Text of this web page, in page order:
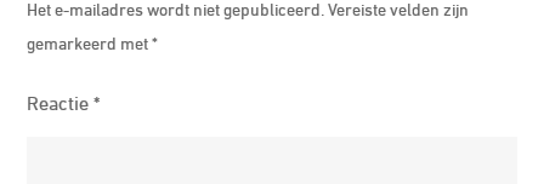
Het e-mailadres wordt niet gepubliceerd. Vereiste velden zijn
gemarkeerd met*
Reactie*